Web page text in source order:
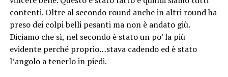
contenti. Oltre al secondo round anche in altri round ha
preso dei colpi belli pesanti ma non è andato giù.
Diciamo che sì, nel secondo è stato un po’ la più
evidente perché proprio…stava cadendo ed è stato
l’angolo a tenerlo in piedi.